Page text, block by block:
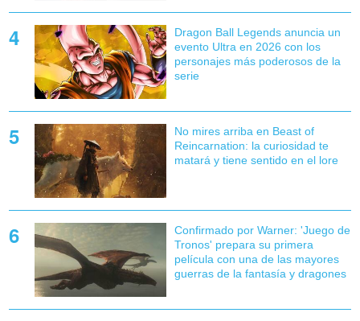
Dragon Ball Legends anuncia un
evento Ultra en 2026 con los
personajes más poderosos de la
serie
No mires arriba en Beast of
Reincarnation: la curiosidad te
matará y tiene sentido en el lore
Confirmado por Warner: 'Juego de
Tronos' prepara su primera
película con una de las mayores
guerras de la fantasía y dragones